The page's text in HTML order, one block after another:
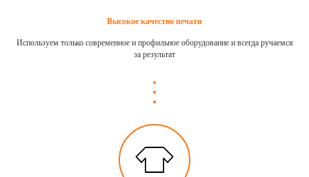
Высокое качество печати
Используем только современное и профильное оборудование и всегда ручаемся
за результат